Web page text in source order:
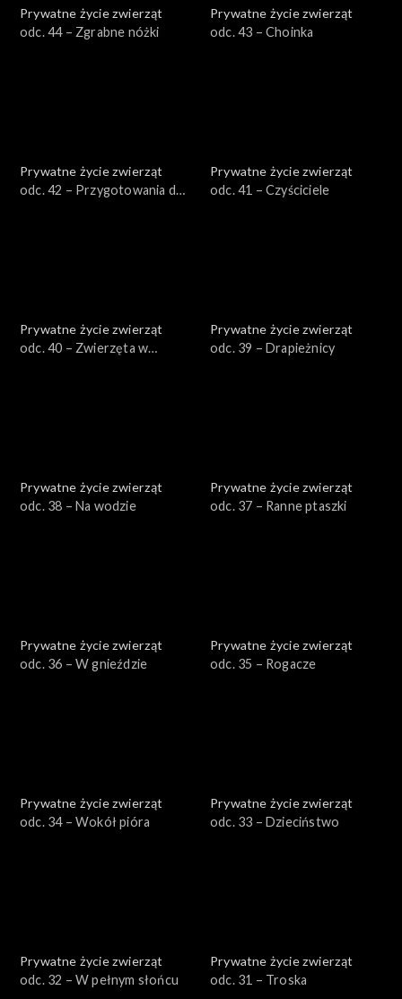
Prywatne życie zwierząt
odc. 44 – Zgrabne nóżki
Prywatne życie zwierząt
odc. 43 – Choinka
Prywatne życie zwierząt
odc. 42 – Przygotowania do
Prywatne życie zwierząt
odc. 41 – Czyściciele
Prywatne życie zwierząt
odc. 40 – Zwierzęta w
Prywatne życie zwierząt
odc. 39 – Drapieżnicy
Prywatne życie zwierząt
odc. 38 – Na wodzie
Prywatne życie zwierząt
odc. 37 – Ranne ptaszki
Prywatne życie zwierząt
odc. 36 – W gnieździe
Prywatne życie zwierząt
odc. 35 – Rogacze
Prywatne życie zwierząt
odc. 34 – Wokół pióra
Prywatne życie zwierząt
odc. 33 – Dzieciństwo
Prywatne życie zwierząt
odc. 32 – W pełnym słońcu
Prywatne życie zwierząt
odc. 31 – Troska